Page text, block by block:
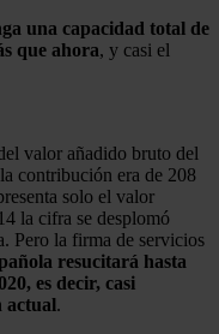
una capacidad total de
que ahora, y casi el
valor añadido bruto del
contribución era de 208
solo el valor
la cifra se desplomó
Pero la firma de servicios
resucitará hasta
es decir, casi
actual.